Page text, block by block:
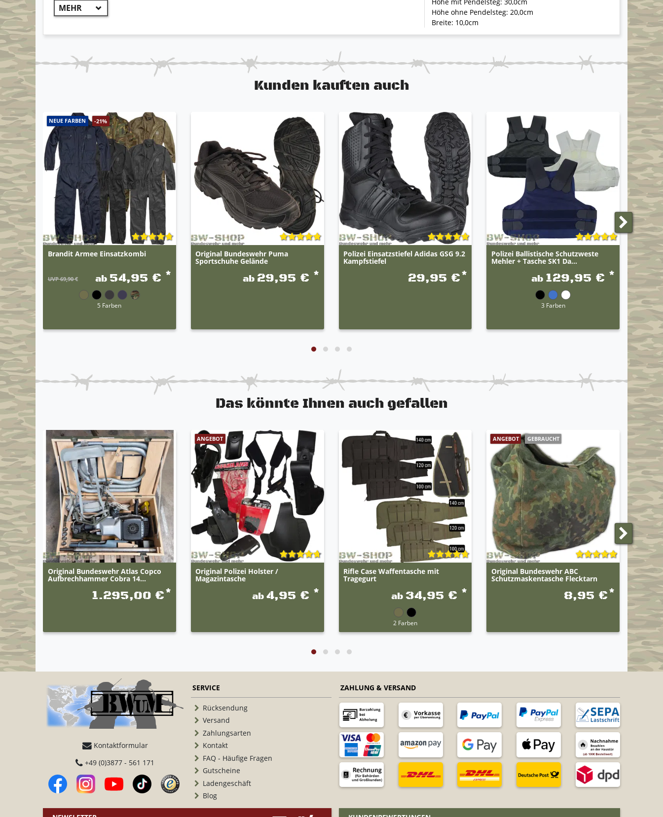
mit einem Daumendruck und Schwenk lässt sich in Sekundenschnelle von der Trageschlaufe lösen
angenehmer Tragekomfort
Höhe ohne Pendelsteg: 20,0cm
Breite: 10,0cm
Kunden kauften auch
NEUE FARBEN -21%
Brandit Armee Einsatzkombi
UVP 69,90 € ab 54,95 € *
5 Farben
Original Bundeswehr Puma
Sportschuhe Gelände
ab 29,95 € *
Polizei Einsatzstiefel Adidas GSG 9.2
Kampfstiefel
29,95 €*
Polizei Ballistische Schutzweste
Mehler + Tasche SK1 Da...
ab 129,95 € *
3 Farben
-50%
UVP
Das könnte Ihnen auch gefallen
Original Bundeswehr Atlas Copco
Aufbrechhammer Cobra 14...
1.295,00 €*
ANGEBOT
Original Polizei Holster /
Magazintasche
ab 4,95 € *
Rifle Case Waffentasche mit
Tragegurt
ab 34,95 € *
2 Farben
ANGEBOT GEBRAUCHT
Original Bundeswehr ABC
Schutzmaskentasche Flecktarn
8,95 €*
Kontaktformular
+49 (0)3877 - 561 171
SERVICE
Rücksendung
Versand
Zahlungsarten
Kontakt
FAQ - Häufige Fragen
Gutscheine
Ladengeschäft
Blog
ZAHLUNG & VERSAND